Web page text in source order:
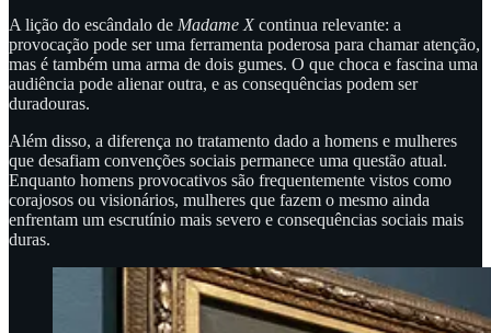
A lição do escândalo de Madame Xcontinua relevante: a
provocação pode ser uma ferramenta poderosa para chamar atenção,
mas é também uma arma de dois gumes. O que choca e fascina uma
audiência pode alienar outra, e as consequências podem ser
duradouras.
Além disso, a diferença no tratamento dado a homens e mulheres
que desafiam convenções sociais permanece uma questão atual.
Enquanto homens provocativos são frequentemente vistos como
corajosos ou visionários, mulheres que fazem o mesmo ainda
enfrentam um escrutínio mais severo e consequências sociais mais
duras.